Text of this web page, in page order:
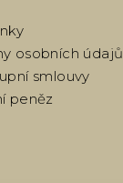
osobních údajů
smlouvy
peněz